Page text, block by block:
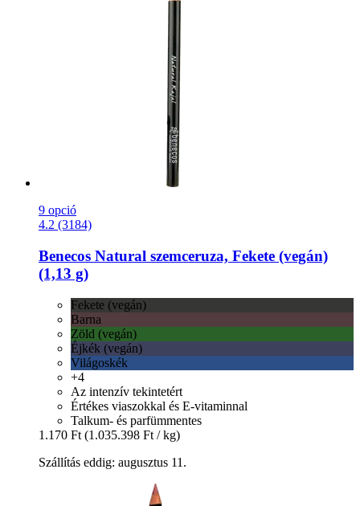
9 opció
4.2 (3184)
Benecos Natural szemceruza, Fekete (vegán)
(1,13 g)
Fekete (vegán)
Barna
Zöld (vegán)
Éjkék (vegán)
Világoskék
+4
Az intenzív tekintetért
Értékes viaszokkal és E-vitaminnal
Talkum- és parfümmentes
1.170 Ft (1.035.398 Ft / kg)
Szállítás eddig: augusztus 11.